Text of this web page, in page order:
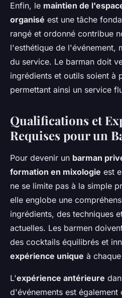
Enfin, le maintien de
organisé est une tâche
rangé et ordonné contribue
l'esthétique de l'événement,
du service. Le barman doit
ingrédients et outils soient à
permettant ainsi un service
Qualifications et
Requises pour un
Pour devenir un barman
formation en mixologie est
ne se limite pas à la simple
elle englobe une
ingrédients, des techniques
actuelles. Les barmen
des cocktails équilibrés et
expérience unique à
L'expérience antérieure
d'événements est également